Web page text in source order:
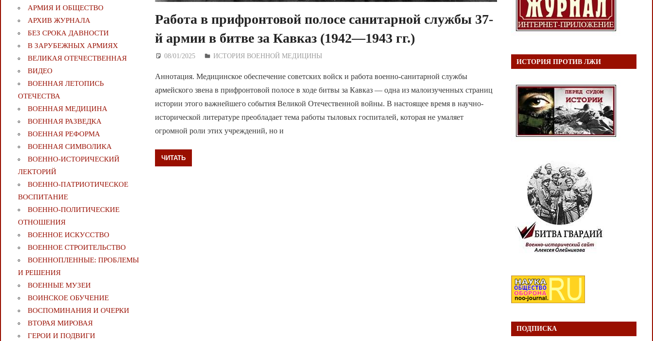
Работа в прифронтовой полосе санитарной службы 37-
й армии в битве за Кавказ (1942—1943 гг.)
08/01/2025 Дежурный по Редакции
ИСТОРИЯ ВОЕННОЙ МЕДИЦИНЫ
Аннотация. Медицинское обеспечение советских войск и работа военно-санитарной службы
армейского звена в прифронтовой полосе в ходе битвы за Кавказ — одна из малоизученных страниц
истории этого важнейшего события Великой Отечественной войны. В настоящее время в научно-
исторической литературе преобладает тема работы тыловых госпиталей, которая не умаляет
огромной роли этих учреждений, но и
ЧИТАТЬ
АРМИЯ И ОБЩЕСТВО
АРХИВ ЖУРНАЛА
БЕЗ СРОКА ДАВНОСТИ
В ЗАРУБЕЖНЫХ АРМИЯХ
ВЕЛИКАЯ ОТЕЧЕСТВЕННАЯ
ВИДЕО
ВОЕННАЯ ЛЕТОПИСЬ
ОТЕЧЕСТВА
ВОЕННАЯ МЕДИЦИНА
ВОЕННАЯ РАЗВЕДКА
ВОЕННАЯ РЕФОРМА
ВОЕННАЯ СИМВОЛИКА
ВОЕННО-ИСТОРИЧЕСКИЙ
ЛЕКТОРИЙ
ВОЕННО-ПАТРИОТИЧЕСКОЕ
ВОСПИТАНИЕ
ВОЕННО-ПОЛИТИЧЕСКИE
ОТНОШЕНИЯ
ВОЕННОЕ ИСКУССТВО
ВОЕННОЕ СТРОИТЕЛЬСТВО
ВОЕННОПЛЕННЫЕ: ПРОБЛЕМЫ
И РЕШЕНИЯ
ВОЕННЫЕ МУЗЕИ
ВОИНСКОЕ ОБУЧЕНИЕ
ВОСПОМИНАНИЯ И ОЧЕРКИ
ВТОРАЯ МИРОВАЯ
ГЕРОИ И ПОДВИГИ
ИСТОРИЯ ПРОТИВ ЛЖИ
ПОДПИСКА